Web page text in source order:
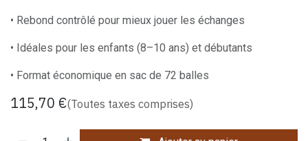
• Rebond contrôlé pour mieux jouer les échanges
• Idéales pour les enfants (8–10 ans) et débutants
• Format économique en sac de 72 balles
115,70 €(Toutes taxes comprises)